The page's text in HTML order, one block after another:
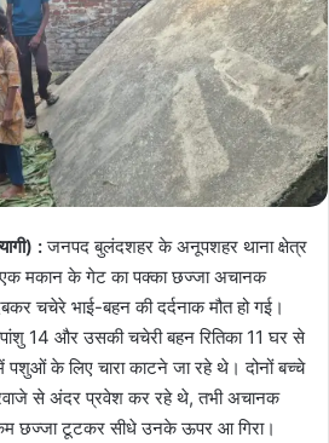
:जनपद बुलंदशहर के अनूपशहर थाना क्षेत्र
एक मकान के गेट का पक्का छज्जा अचानक
चचेरे भाई-बहन की दर्दनाक मौत हो गई।
14 और उसकी चचेरी बहन रितिका 11 घर से
पशुओं के लिए चारा काटने जा रहे थे। दोनों बच्चे
से अंदर प्रवेश कर रहे थे, तभी अचानक
छज्जा टूटकर सीधे उनके ऊपर आ गिरा।